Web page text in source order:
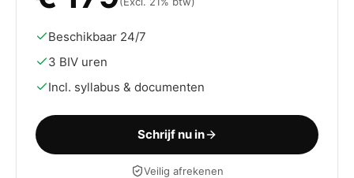
Beschikbaar 24/7
3 BIV uren
Incl. syllabus & documenten
Schrijf nu in
Veilig afrekenen